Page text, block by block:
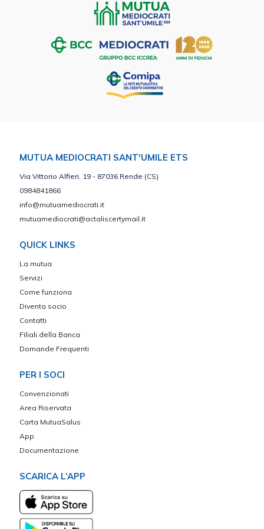
MUTUA MEDIOCRATI SANT'UMILE ETS
Via Vittorio Alfieri, 19 - 87036 Rende (CS)
0984841866
info@mutuamediocrati.it
mutuamediocrati@actaliscertymail.it
QUICK LINKS
La mutua
Servizi
Come funziona
Diventa socio
Contatti
Filiali della Banca
Domande Frequenti
PER I SOCI
Convenzionati
Area Riservata
Carta MutuaSalus
App
Documentazione
SCARICA L’APP